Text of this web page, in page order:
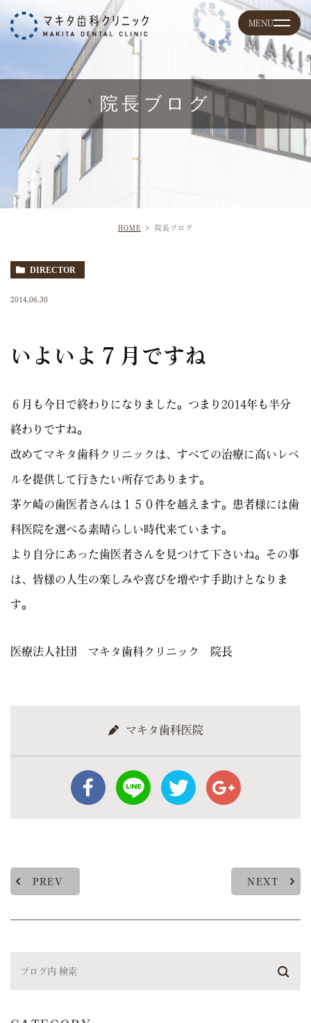
院長ブログ
HOME 院長ブログ
DIRECTOR
2014.06.30
いよいよ７月ですね
６月も今日で終わりになりました。つまり2014年も半分
終わりですね。
改めてマキタ歯科クリニックは、すべての治療に高いレベ
ルを提供して行きたい所存であります。
茅ケ崎の歯医者さんは１５０件を越えます。患者様には歯
科医院を選べる素晴らしい時代来ています。
より自分にあった歯医者さんを見つけて下さいね。その事
は、皆様の人生の楽しみや喜びを増やす手助けとなりま
す。
医療法人社団 マキタ歯科クリニック 院長
マキタ歯科医院
PREV NEXT